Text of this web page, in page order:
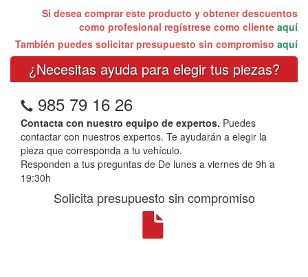
Si desea comprar este producto y obtener descuentos
como profesional regístrese como cliente aquí
También puedes solicitar presupuesto sin compromiso aquí
¿Necesitas ayuda para elegir tus piezas?
985 79 16 26
Contacta con nuestro equipo de expertos. Puedes
contactar con nuestros expertos. Te ayudarán a elegir la
pieza que corresponda a tu vehículo.
Responden a tus preguntas de De lunes a viernes de 9h a
19:30h
Solicita presupuesto sin compromiso